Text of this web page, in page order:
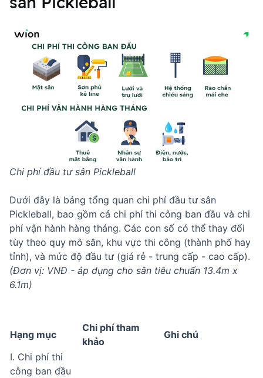
Chi phí đầu tư sân Pickleball
Dưới đây là bảng tổng quan chi phí đầu tư sân
Pickleball, bao gồm cả chi phí thi công ban đầu và chi
phí vận hành hàng tháng. Các con số có thể thay đổi
tùy theo quy mô sân, khu vực thi công (thành phố hay
tỉnh), và mức độ đầu tư (giá rẻ - trung cấp - cao cấp).
(Đơn vị: VNĐ - áp dụng cho sân tiêu chuẩn 13.4m x
6.1m)
Hạng mục
Chi phí tham
khảo
Ghi chú
I. Chi phí thi
công ban đầu